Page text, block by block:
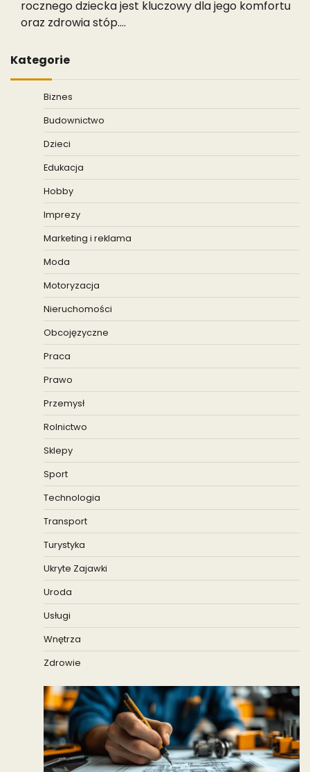
rocznego dziecka jest kluczowy dla jego komfortu
oraz zdrowia stóp.…
Kategorie
Biznes
Budownictwo
Dzieci
Edukacja
Hobby
Imprezy
Marketing i reklama
Moda
Motoryzacja
Nieruchomości
Obcojęzyczne
Praca
Prawo
Przemysł
Rolnictwo
Sklepy
Sport
Technologia
Transport
Turystyka
Ukryte Zajawki
Uroda
Usługi
Wnętrza
Zdrowie